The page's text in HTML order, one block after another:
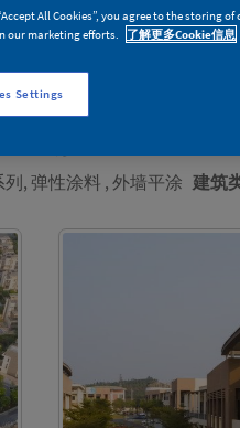
期
, 弹性涂料 , 外墙平涂 建筑
All Cookies”, you agree to the storing
our marketing efforts.
了解更多Cookie信息
Settings